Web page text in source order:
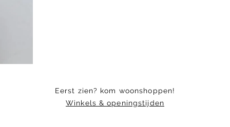
Eerst zien? kom woonshoppen!
Winkels & openingstijden